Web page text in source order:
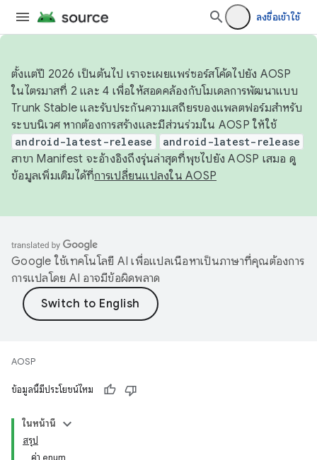
ลงชื่อเข้าใช้
ตั้งแต่ปี 2026 เป็นต้นไป เราจะเผยแพร่ซอร์สโค้ดไปยัง AOSP
ในไตรมาสที่ 2 และ 4 เพื่อให้สอดคล้องกับโมเดลการพัฒนาแบบ
Trunk Stable และรับประกันความเสถียรของแพลตฟอร์มสำหรับ
ระบบนิเวศ หากต้องการสร้างและมีส่วนร่วมใน AOSP ให้ใช้
android-latest-release android-latest-release
สาขา Manifest จะอ้างอิงถึงรุ่นล่าสุดที่พุชไปยัง AOSP เสมอ ดู
ข้อมูลเพิ่มเติมได้ที่การเปลี่ยนแปลงใน AOSP
Google ใช้เทคโนโลยี AI เพื่อแปลเนื้อหาเป็นภาษาที่คุณต้องการ
การแปลโดย AI อาจมีข้อผิดพลาด
AOSP
ข้อมูลนี้มีประโยชน์ไหม
ในหน้านี้
สรุป
ค่า enum